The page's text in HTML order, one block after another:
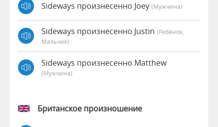
Sideways произнесенно Joey (мужчина)
Sideways произнесенно Justin (Ребёнок,
Мальчик)
Sideways произнесенно Matthew
(мужчина)
Британское произношение